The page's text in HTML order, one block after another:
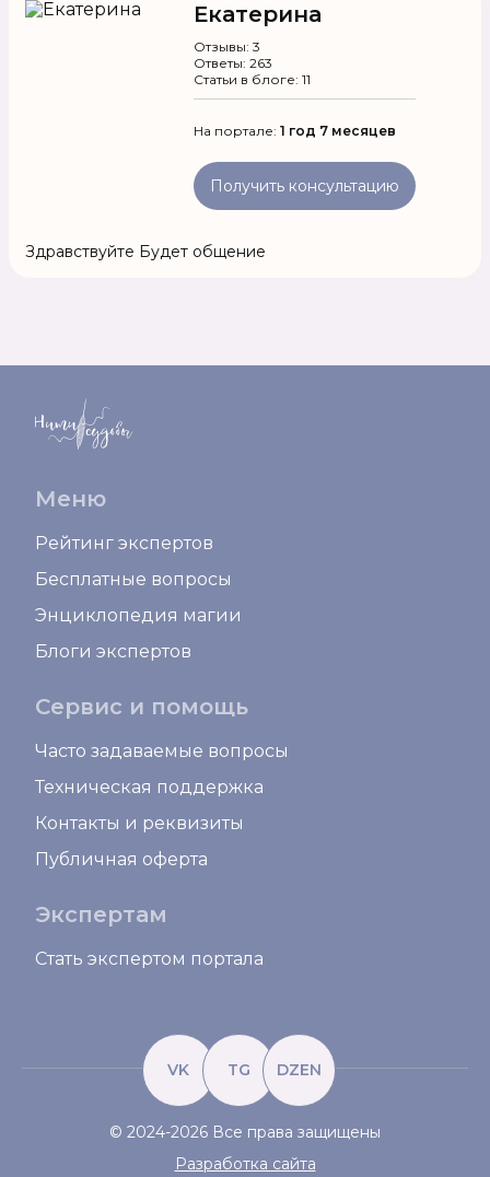
Екатерина
Отзывы: 3
Ответы: 263
Статьи в блоге: 11
На портале: 1 год 7 месяцев
Получить консультацию
Здравствуйте Будет общение
Меню
Рейтинг экспертов
Бесплатные вопросы
Энциклопедия магии
Блоги экспертов
Сервис и помощь
Часто задаваемые вопросы
Техническая поддержка
Контакты и реквизиты
Публичная оферта
Экспертам
Стать экспертом портала
VK TG DZEN
© 2024-2026 Все права защищены
Разработка сайта